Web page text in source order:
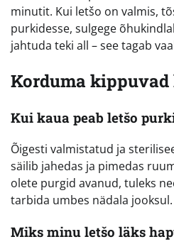
minutit. Kui letšo on valmis,
purkidesse, sulgege
jahtuda teki all – see tagab
Korduma kippuvad
Kui kaua peab letšo
Õigesti valmistatud ja
säilib jahedas ja pimedas
olete purgid avanud, tuleks
tarbida umbes nädala jooksul.
Miks minu letšo läks